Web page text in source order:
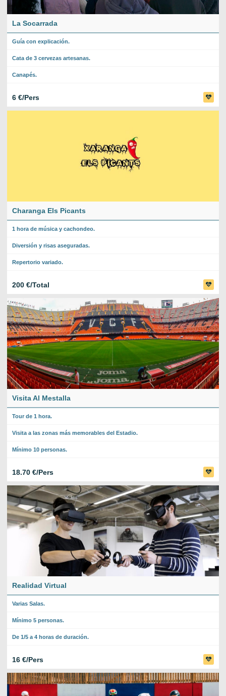
La Socarrada
Guía con explicación.
Cata de 3 cervezas artesanas.
Canapés.
6 €/Pers
Charanga Els Picants
1 hora de música y cachondeo.
Diversión y risas aseguradas.
Repertorio variado.
200 €/Total
Visita Al Mestalla
Tour de 1 hora.
Visita a las zonas más memorables del Estadio.
Mínimo 10 personas.
18.70 €/Pers
Realidad Virtual
Varias Salas.
Mínimo 5 personas.
De 1/5 a 4 horas de duración.
16 €/Pers